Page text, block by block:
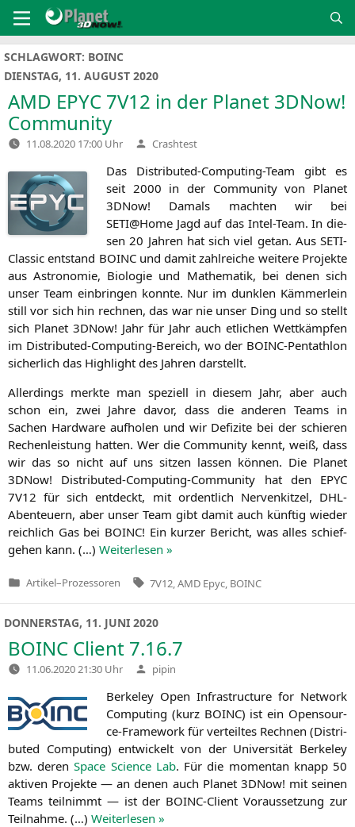
Inhalt
springen
SCHLAGWORT: BOINC
DIENSTAG, 11. AUGUST 2020
AMD EPYC 7V12 in der Planet 3DNow!
Community
11.08.2020 17:00 Uhr Verfasst
von
Crashtest
Das Dis­tri­bu­ted-Com­pu­ting-Team gibt es
seit 2000 in der Com­mu­ni­ty von Pla­net
3DNow! Damals mach­ten wir bei
SETI@Home Jagd auf das Intel-Team. In die­
sen 20 Jah­ren hat sich viel getan. Aus SETI-
Clas­sic ent­stand BOINCund damit zahl­rei­che wei­te­re Pro­jek­te
aus Astro­no­mie, Bio­lo­gie und Mathe­ma­tik, bei denen sich
unser Team ein­brin­gen konn­te. Nur im dunk­len Käm­mer­lein
still vor sich hin rech­nen, das war nie unser Ding und so stellt
sich Pla­net 3DNow! Jahr für Jahr auch etli­chen Wett­kämp­fen
im Dis­tri­bu­ted-Com­pu­ting-Bereich, wo der BOINC-Pent­ath­lon
sicher­lich das High­light des Jah­ren darstellt.
Aller­dings merk­te man spe­zi­ell in die­sem Jahr, aber auch
schon ein, zwei Jah­re davor, dass die ande­ren Teams in
Sachen Hard­ware auf­ho­len und wir Defi­zi­te bei der schie­ren
Rechen­leis­tung hat­ten. Wer die Com­mu­ni­ty kennt, weiß, dass
wir das so nicht auf uns sit­zen las­sen kön­nen. Die Pla­net
3DNow! Dis­tri­bu­ted-Com­pu­ting-Com­mu­ni­ty hat den EPYC
7V12 für sich ent­deckt, mit ordent­lich Ner­ven­kit­zel, DHL-
Aben­teu­ern, aber unser Team gibt damit auch künf­tig wie­der
reich­lich Gas bei BOINC! Ein kur­zer Bericht, was alles schief­
ge­hen kann. (…) Wei­ter­le­sen »
Veröffentlicht
Artikel–Prozessoren Tags:
7V12 AMD Epyc BOINC
DONNERSTAG, 11. JUNI 2020
BOINC Client 7.16.7
11.06.2020 21:30 Uhr Verfasst
von
pipin
Ber­ke­ley Open Infra­struc­tu­re for Net­work
Com­pu­ting (kurz BOINC) ist ein Open­so­ur­
ce-Frame­work für ver­teil­tes Rech­nen (Dis­tri­
bu­ted Com­pu­ting) ent­wi­ckelt von der Uni­ver­si­tät Ber­ke­ley
bzw. derenSpace Sci­ence Lab. Für die momen­tan knapp 50
akti­ven Pro­jek­te — an denen auch Pla­net 3DNow! mit sei­nen
Teams teil­nimmt — ist der BOINC-Cli­ent Vor­aus­set­zung zur
Teil­nah­me. (…) Wei­ter­le­sen »